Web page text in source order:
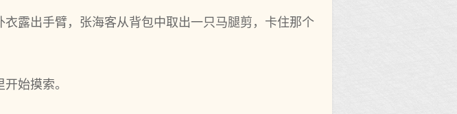
露出手臂，张海客从背包中取出一只马腿剪，卡住那个
始摸索。